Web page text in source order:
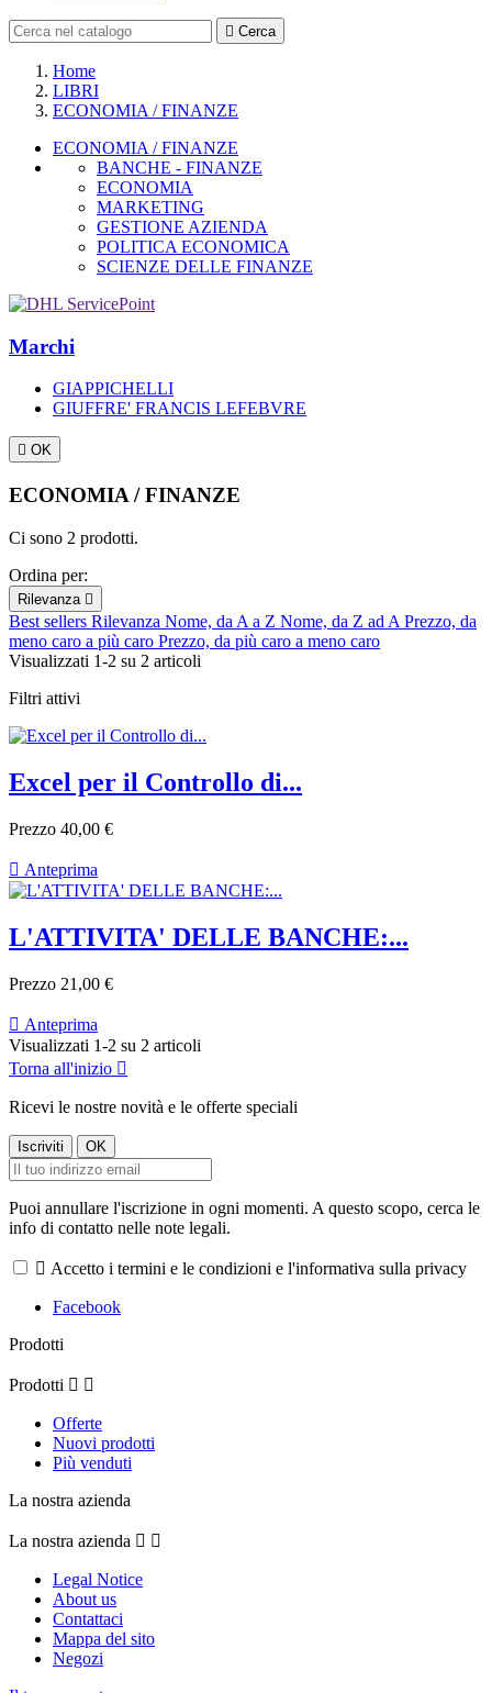
 Cerca
Home
LIBRI
ECONOMIA / FINANZE
ECONOMIA / FINANZE
BANCHE - FINANZE
ECONOMIA
MARKETING
GESTIONE AZIENDA
POLITICA ECONOMICA
SCIENZE DELLE FINANZE
Marchi
GIAPPICHELLI
GIUFFRE' FRANCIS LEFEBVRE
 OK
ECONOMIA / FINANZE
Ci sono 2 prodotti.
Ordina per:
Rilevanza 
Best sellers Rilevanza Nome, da A a Z Nome, da Z ad A Prezzo, da
meno caro a più caro Prezzo, da più caro a meno caro
Visualizzati 1-2 su 2 articoli
Filtri attivi
Excel per il Controllo di...
Prezzo 40,00 €
 Anteprima
L'ATTIVITA' DELLE BANCHE:...
Prezzo 21,00 €
 Anteprima
Visualizzati 1-2 su 2 articoli
Torna all'inizio 
Ricevi le nostre novità e le offerte speciali
Puoi annullare l'iscrizione in ogni momenti. A questo scopo, cerca le
info di contatto nelle note legali.
 Accetto i termini e le condizioni e l'informativa sulla privacy
Facebook
Prodotti
Prodotti  
Offerte
Nuovi prodotti
Più venduti
La nostra azienda
La nostra azienda  
Legal Notice
About us
Contattaci
Mappa del sito
Negozi